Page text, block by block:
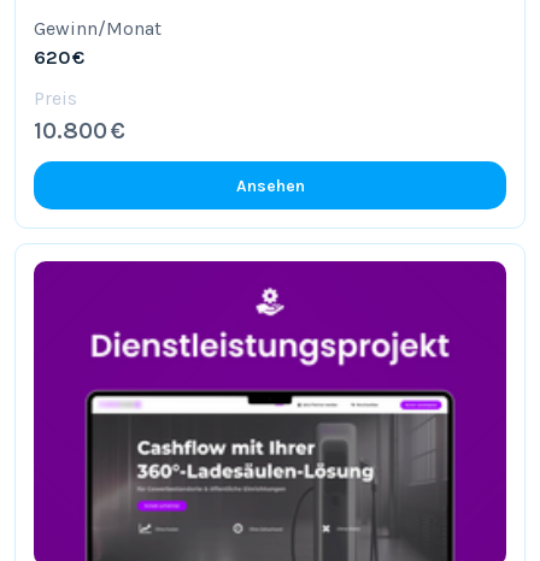
Gewinn/Monat
620 €
Preis
10.800 €
Ansehen